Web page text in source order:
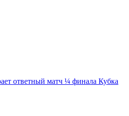
ответный матч ¼ финала Кубка